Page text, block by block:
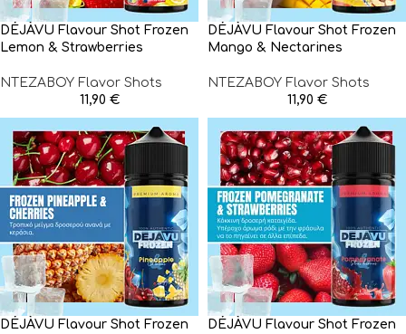
DÉJÀVU Flavour Shot Frozen
Lemon & Strawberries
NTEZABOY Flavor Shots
11,90 €
DÉJÀVU Flavour Shot Frozen
Mango & Nectarines
NTEZABOY Flavor Shots
11,90 €
DÉJÀVU Flavour Shot Frozen
DÉJÀVU Flavour Shot Frozen